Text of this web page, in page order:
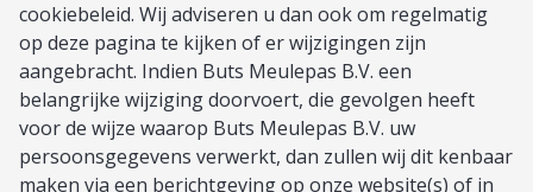
cookiebeleid. Wij adviseren u dan ook om regelmatig
op deze pagina te kijken of er wijzigingen zijn
aangebracht. Indien Buts Meulepas B.V. een
belangrijke wijziging doorvoert, die gevolgen heeft
voor de wijze waarop Buts Meulepas B.V. uw
persoonsgegevens verwerkt, dan zullen wij dit kenbaar
maken via een berichtgeving op onze website(s) of in